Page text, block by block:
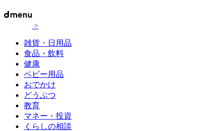
>
雑貨・日用品
食品・飲料
健康
ベビー用品
おでかけ
どうぶつ
教育
マネー・投資
くらしの相談